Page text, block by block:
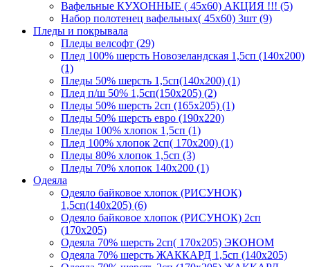
Вафельные КУХОННЫЕ ( 45х60) АКЦИЯ !!! (5)
Набор полотенец вафельных( 45х60) 3шт (9)
Пледы и покрывала
Пледы велсофт (29)
Плед 100% шерсть Новозеландская 1,5сп (140х200)
(1)
Пледы 50% шерсть 1,5сп(140х200) (1)
Плед п/ш 50% 1,5сп(150х205) (2)
Пледы 50% шерсть 2сп (165х205) (1)
Пледы 50% шерсть евро (190х220)
Пледы 100% хлопок 1,5сп (1)
Плед 100% хлопок 2сп( 170х200) (1)
Пледы 80% хлопок 1,5сп (3)
Пледы 70% хлопок 140х200 (1)
Одеяла
Одеяло байковое хлопок (РИСУНОК)
1,5сп(140х205) (6)
Одеяло байковое хлопок (РИСУНОК) 2сп
(170х205)
Одеяла 70% шерсть 2сп( 170х205) ЭКОНОМ
Одеяла 70% шерсть ЖАККАРД 1,5сп (140х205)